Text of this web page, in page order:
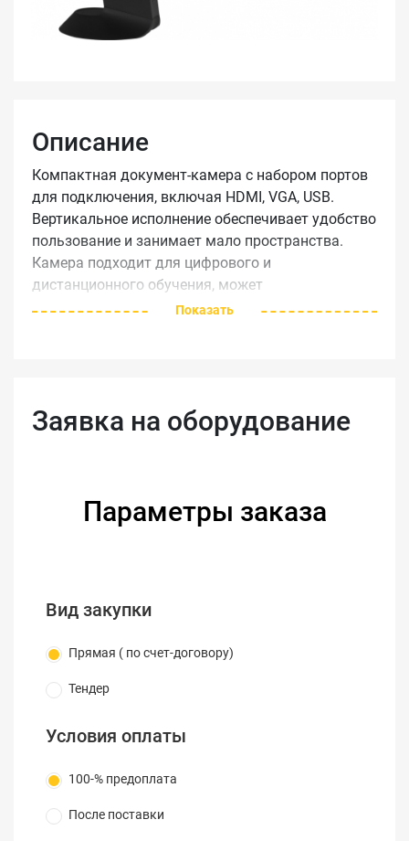
Описание
Компактная документ-камера с набором портов
для подключения, включая HDMI, VGA, USB.
Вертикальное исполнение обеспечивает удобство
пользование и занимает мало пространства.
Камера подходит для цифрового и
дистанционного обучения, может
использоваться в качестве USB-камеры для
мелкие детали без потери качества изображения
даже на дальних рядах аудитории. Так же
демонстрировать большие документы и 3D-
модели с любого ракурса, встроенным
Показать
Заявка на оборудование
Параметры заказа
Вид закупки
Прямая ( по счет-договору)
Тендер
Условия оплаты
100-% предоплата
После поставки